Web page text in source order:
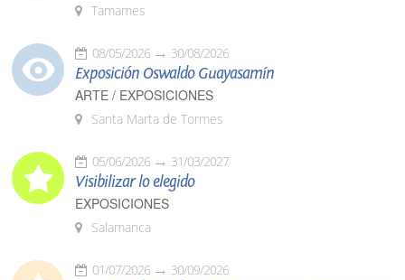
Tamames
08/05/2026 30/08/2026
Exposición Oswaldo Guayasamín
ARTE / EXPOSICIONES
Santa Marta de Tormes
05/06/2026 31/03/2027
Visibilizar lo elegido
EXPOSICIONES
Salamanca
01/07/2026 30/09/2026